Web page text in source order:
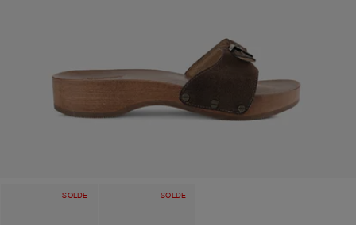
SOLDE SOLDE